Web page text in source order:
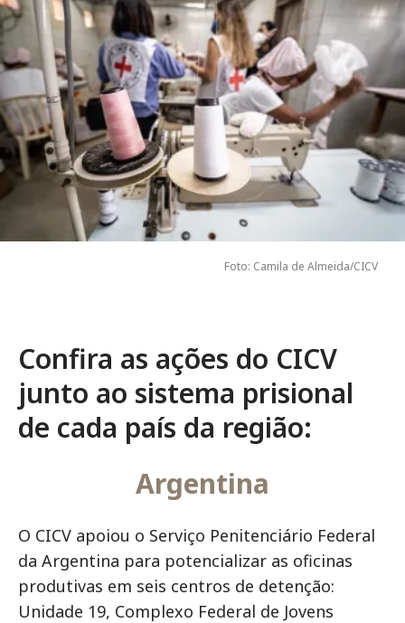
Foto: Camila de Almeida/CICV
Confira as ações do CICV
junto ao sistema prisional
de cada país da região:
Argentina
O CICV apoiou o Serviço Penitenciário Federal
da Argentina para potencializar as oficinas
produtivas em seis centros de detenção:
Unidade 19, Complexo Federal de Jovens